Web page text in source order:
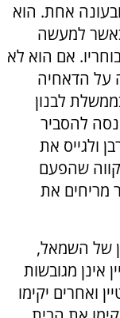
אחת. הוא
כאשר למעשה
אם הוא לא
על הדאחיה
לבנון
להסביר
ולגייס את
שהפעם
מריחים את
של השמאל,
אינן מגובשות
ואחרים יקימו